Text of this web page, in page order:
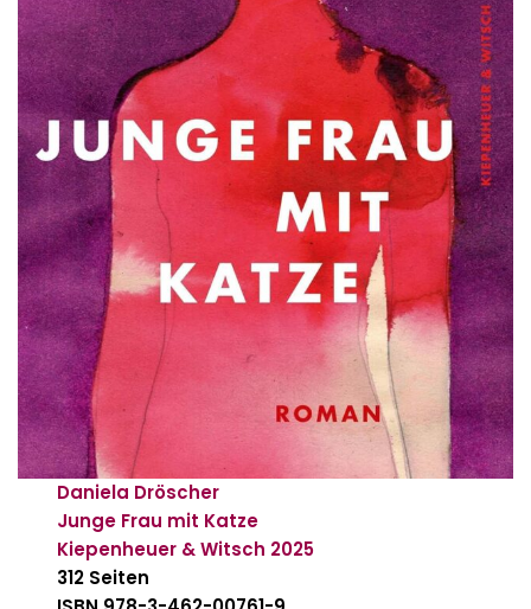
Daniela Dröscher
Junge Frau mit Katze
Kiepenheuer & Witsch 2025
312 Seiten